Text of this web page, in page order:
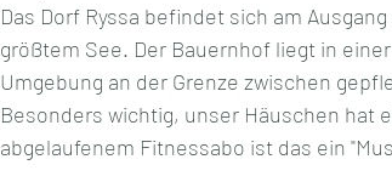
Das Dorf Ryssa befindet sich am
größtem See. Der Bauernhof liegt in
Umgebung an der Grenze zwischen
Besonders wichtig, unser Häuschen hat
abgelaufenem Fitnessabo ist das ein